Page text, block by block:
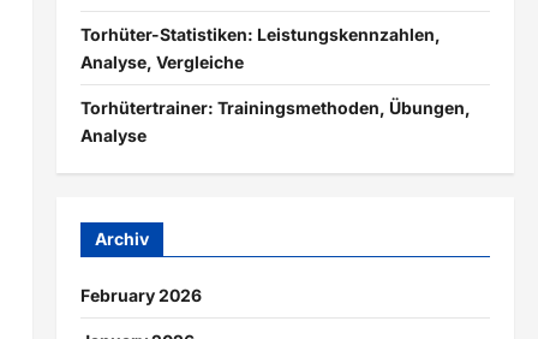
Torhüter-Statistiken: Leistungskennzahlen,
Analyse, Vergleiche
Torhütertrainer: Trainingsmethoden, Übungen,
Analyse
Archiv
February 2026